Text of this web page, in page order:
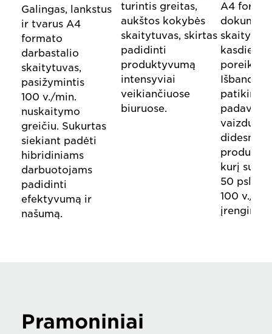
Galingas, lankstus
ir tvarus A4
formato
darbastalio
skaitytuvas,
pasižymintis
100 v./min.
nuskaitymo
greičiu. Sukurtas
siekiant padėti
hibridiniams
darbuotojams
padidinti
efektyvumą ir
našumą.
turintis greitas,
aukštos kokybės
skaitytuvas, skirtas
padidinti
produktyvumą
intensyviai
veikiančiuose
biuruose.
A4
patikimą
vaizdų
didesnį
kurį
50 psl./
100 v./
įrenginys.
Pramoniniai